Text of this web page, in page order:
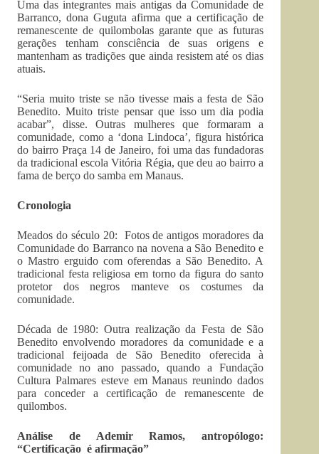
Uma das integrantes mais antigas da Comunidade de
Barranco, dona Guguta afirma que a certificação de
remanescente de quilombolas garante que as futuras
gerações tenham consciência de suas origens e
mantenham as tradições que ainda resistem até os dias
atuais.
“Seria muito triste se não tivesse mais a festa de São
Benedito. Muito triste pensar que isso um dia podia
acabar”, disse. Outras mulheres que formaram a
comunidade, como a ‘dona Lindoca’, figura histórica
do bairro Praça 14 de Janeiro, foi uma das fundadoras
da tradicional escola Vitória Régia, que deu ao bairro a
fama de berço do samba em Manaus.
Cronologia
Meados do século 20: Fotos de antigos moradores da
Comunidade do Barranco na novena a São Benedito e
o Mastro erguido com oferendas a São Benedito. A
tradicional festa religiosa em torno da figura do santo
protetor dos negros manteve os costumes da
comunidade.
Década de 1980: Outra realização da Festa de São
Benedito envolvendo moradores da comunidade e a
tradicional feijoada de São Benedito oferecida à
comunidade no ano passado, quando a Fundação
Cultura Palmares esteve em Manaus reunindo dados
para conceder a certificação de remanescente de
quilombos.
Análise de Ademir Ramos, antropólogo:
“Certificação é afirmação”